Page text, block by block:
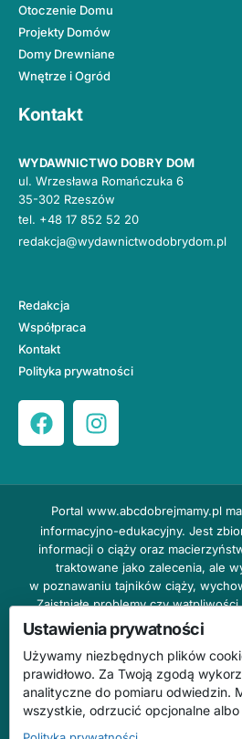
Otoczenie Domu
Projekty Domów
Domy Drewniane
Wnętrze i Ogród
Kontakt
WYDAWNICTWO DOBRY DOM
ul. Wrzesława Romańczuka 6
35-302 Rzeszów
tel. +48 17 852 52 20
redakcja@wydawnictwodobrydom.pl
Redakcja
Współpraca
Kontakt
Polityka prywatności
Portal www.abcdobrejmamy.pl
informacyjno-edukacyjny. Jest
informacji o ciąży oraz
traktowane jako zalecenia, ale
w poznawaniu tajników ciąży,
Zaistniałe problemy czy
przypadków należy bezzwłocznie
lekarzem ginekologiem lub innym
dziedzinie. DOBRY DOM nie
nie ponosi również żadnych
odpowiedzialności za następstwa
zastosowania podanych informacji
Ustawienia prywatności
Używamy niezbędnych plików
prawidłowo. Za Twoją zgodą
analityczne do pomiaru odwiedzin.
wszystkie, odrzucić opcjonalne